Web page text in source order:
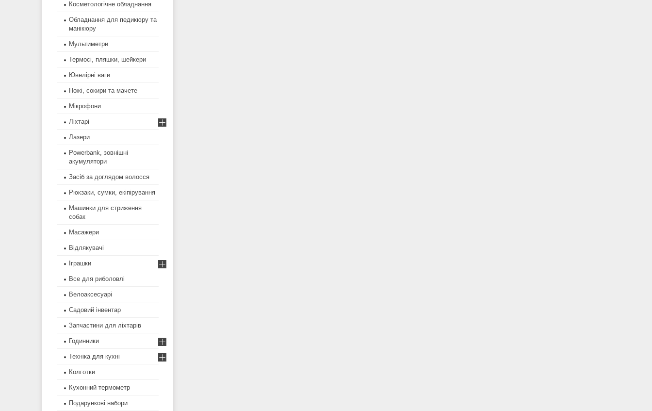
Косметологічне обладнання
Обладнання для педикюру та
манікюру
Мультиметри
Термосі, пляшки, шейкери
Ювелірні ваги
Ножі, сокири та мачете
Мікрофони
Ліхтарі
Лазери
Powerbank, зовнішні
акумулятори
Засіб за доглядом волосся
Рюкзаки, сумки, екіпірування
Машинки для стриження
собак
Масажери
Відлякувачі
Іграшки
Все для риболовлі
Велоаксесуарі
Садовий інвентар
Запчастини для ліхтарів
Годинники
Техніка для кухні
Колготки
Кухонний термометр
Подарункові набори